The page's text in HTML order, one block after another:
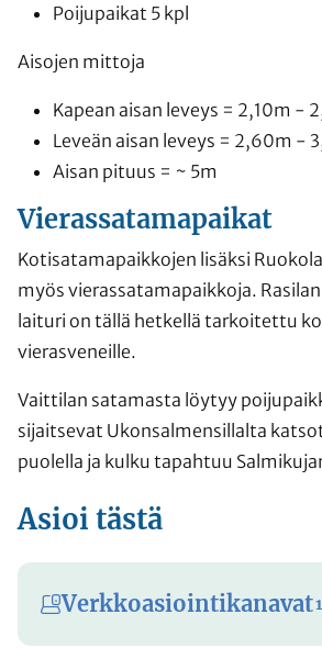
Poijupaikat 5 kpl
Aisojen mittoja
Kapean aisan leveys = 2,10m -
Leveän aisan leveys = 2,60m -
Aisan pituus = ~ 5m
Vierassatamapaikat
Kotisatamapaikkojen lisäksi
myös vierassatamapaikkoja.
laituri on tällä hetkellä tarkoitettu
vierasveneille.
Vaittilan satamasta löytyy
sijaitsevat Ukonsalmensillalta
puolella ja kulku tapahtuu
Asioi tästä
Verkkoasiointikanavat1